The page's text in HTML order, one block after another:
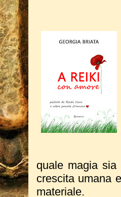
quale magia
crescita umana
materiale.